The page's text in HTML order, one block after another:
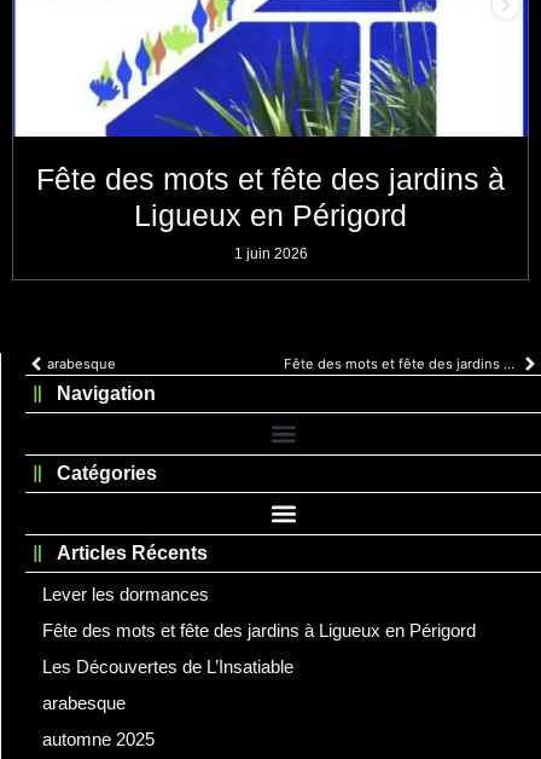
Fête des mots et fête des jardins à
Ligueux en Périgord
1 juin 2026
arabesque Fête des mots et fête des jardins à Ligueux en Périgord
Navigation
Catégories
Articles Récents
Lever les dormances
Fête des mots et fête des jardins à Ligueux en Périgord
Les Découvertes de L’Insatiable
arabesque
automne 2025